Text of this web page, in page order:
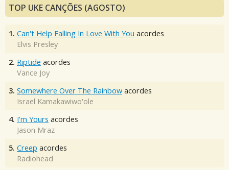
TOP UKE CANÇÕES (AGOSTO)
1. Can't Help Falling In Love With You acordes
Elvis Presley
2. Riptide acordes
Vance Joy
3. Somewhere Over The Rainbow acordes
Israel Kamakawiwo'ole
4. I'm Yours acordes
Jason Mraz
5. Creep acordes
Radiohead